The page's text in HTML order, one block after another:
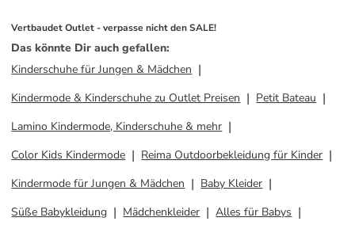
Vertbaudet Outlet - verpasse nicht den SALE!
Das könnte Dir auch gefallen:
Kinderschuhe für Jungen & Mädchen
Kindermode & Kinderschuhe zu Outlet Preisen
Petit Bateau
Lamino Kindermode, Kinderschuhe & mehr
Color Kids Kindermode
Reima Outdoorbekleidung für Kinder
Kindermode für Jungen & Mädchen
Baby Kleider
Süße Babykleidung
Mädchenkleider
Alles für Babys